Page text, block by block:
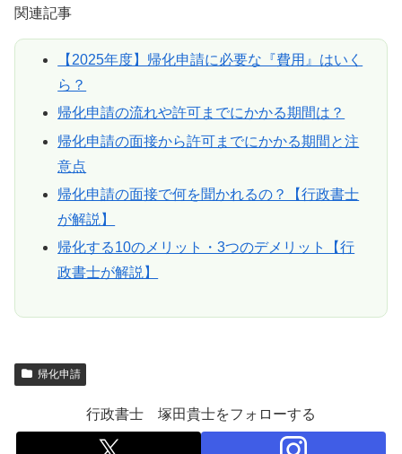
関連記事
【2025年度】帰化申請に必要な『費用』はいく
ら？
帰化申請の流れや許可までにかかる期間は？
帰化申請の面接から許可までにかかる期間と注
意点
帰化申請の面接で何を聞かれるの？【行政書士
が解説】
帰化する10のメリット・3つのデメリット【行
政書士が解説】
帰化申請
行政書士 塚田貴士をフォローする